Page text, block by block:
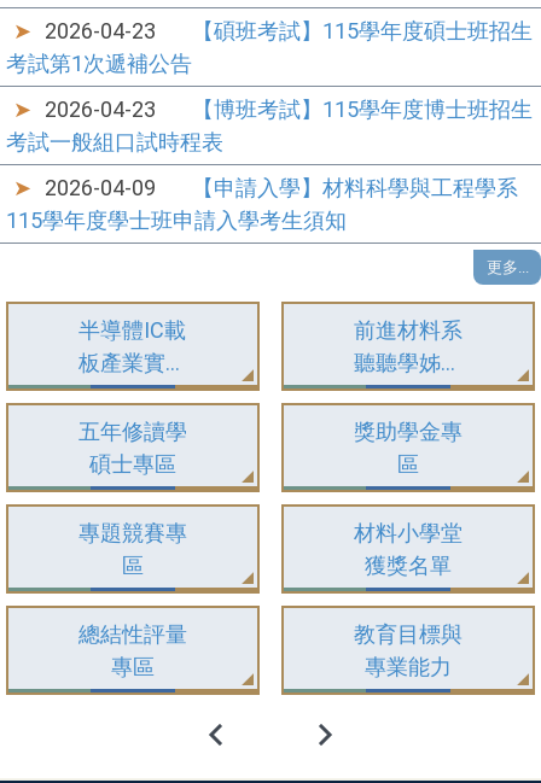
2026-04-23
【碩班考試】115學年度碩士班招生
考試第1次遞補公告
2026-04-23
【博班考試】115學年度博士班招生
考試一般組口試時程表
2026-04-09
【申請入學】材料科學與工程學系
115學年度學士班申請入學考生須知
更多...
半導體IC載
板產業實務
人才培育專
班
前進材料系
聽聽學姊怎
麼說
五年修讀學
碩士專區
獎助學金專
區
專題競賽專
區
材料小學堂
獲獎名單
總結性評量
專區
教育目標與
專業能力